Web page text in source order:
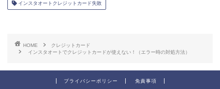
インスタオートクレジットカード失敗
HOME
クレジットカード
インスタオートでクレジットカードが使えない！（エラー時の対処方法）
プライバシーポリシー 免責事項